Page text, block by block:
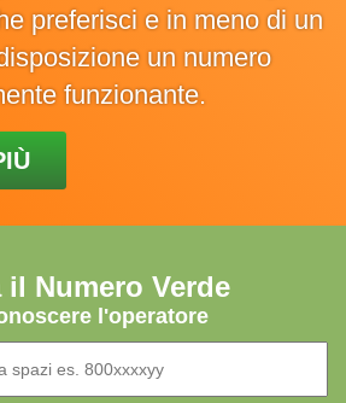
preferisci e in meno di un
un numero
funzionante.
il Numero Verde
l'operatore